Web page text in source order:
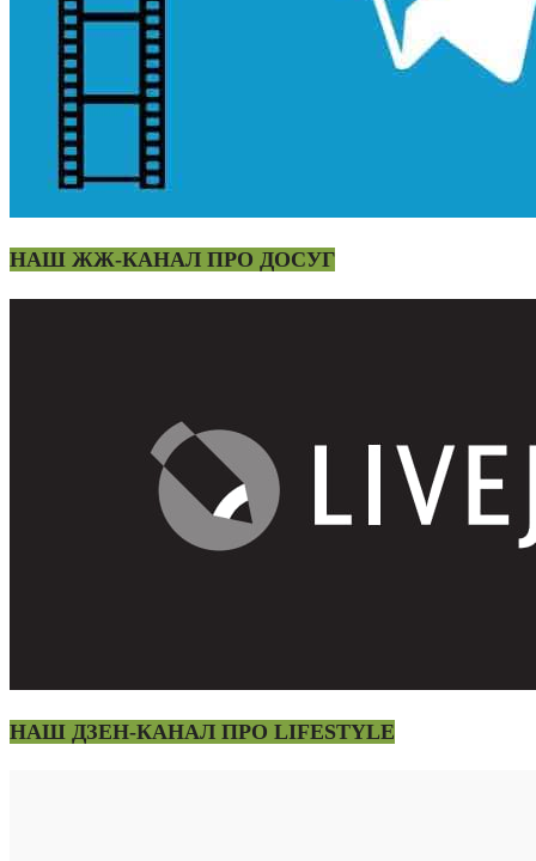
НАШ ЖЖ-КАНАЛ ПРО ДОСУГ
НАШ ДЗЕН-КАНАЛ ПРО LIFESTYLE